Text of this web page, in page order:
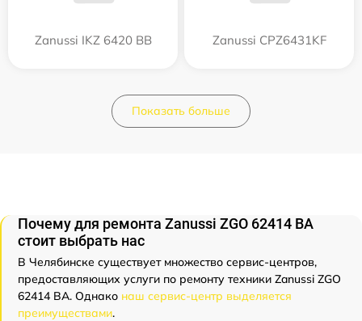
Zanussi IKZ 6420 BB Zanussi CPZ6431KF
Показать больше
Почему для ремонта Zanussi ZGO 62414 BA
стоит выбрать нас
В Челябинске существует множество сервис-центров,
предоставляющих услуги по ремонту техники Zanussi ZGO
62414 BA. Однако наш сервис-центр выделяется
преимуществами.